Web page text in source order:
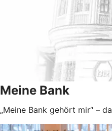
Meine Bank
„Meine Bank gehört mir“ –